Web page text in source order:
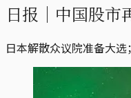
日报｜中国股
日本解散众议院准备大